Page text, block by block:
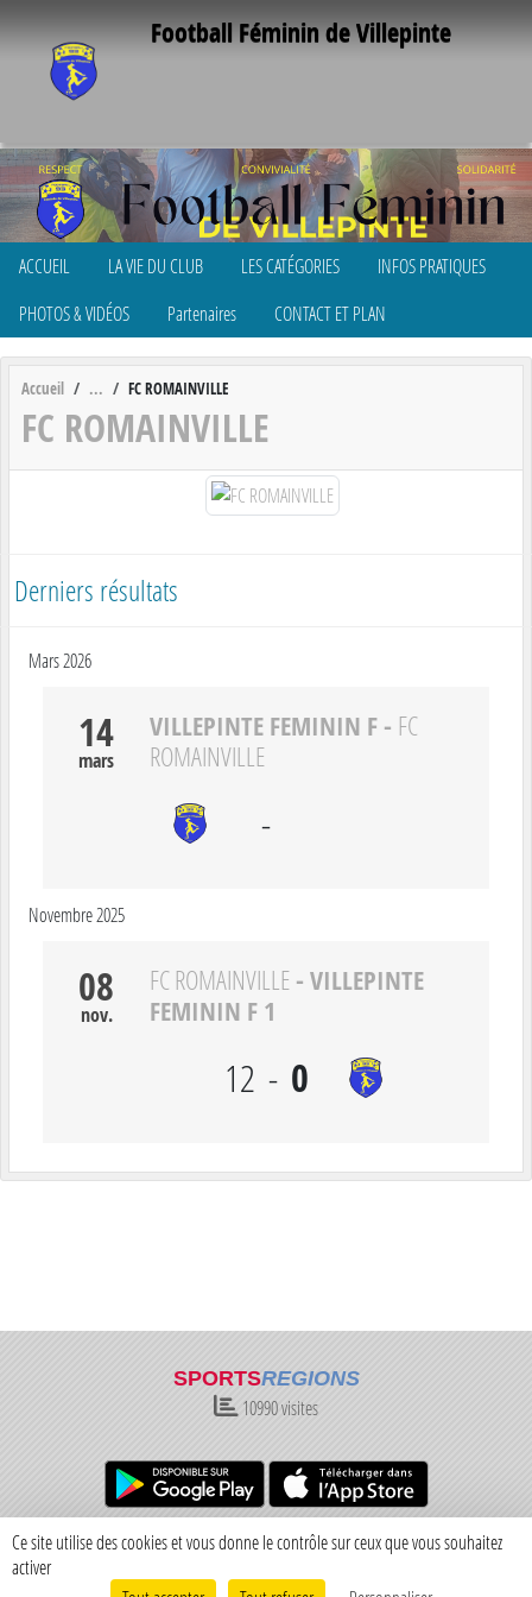
Football Féminin de Villepinte
ACCUEIL LA VIE DU CLUB LES CATÉGORIES
INFOS PRATIQUES
PHOTOS & VIDÉOS
Partenaires CONTACT ET PLAN
Accueil FC ROMAINVILLE
FC ROMAINVILLE
Derniers résultats
Mars 2026
14
mars
VILLEPINTE FEMININ F- FC
ROMAINVILLE
-
Novembre 2025
08
nov.
FC ROMAINVILLE - VILLEPINTE
FEMININ F 1
12 - 0
SPORTSREGIONS
10990visites
Charte cookies Gestion des cookies
Ce site utilise des cookies et vous donne le contrôle sur ceux que vous souhaitez
activer